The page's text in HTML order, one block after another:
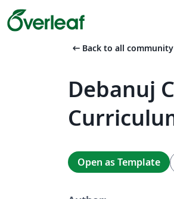
arrow_left_alt Back to all
Debanuj
Open as Template